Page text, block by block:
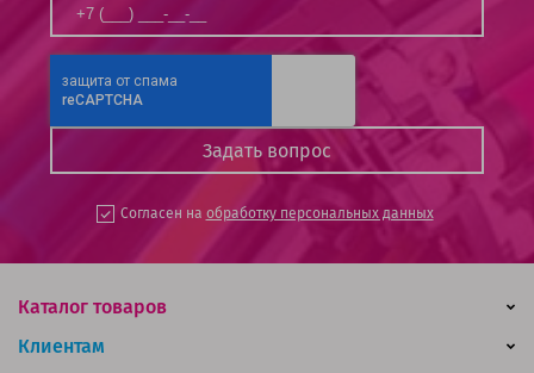
Согласен на обработку персональных данных
Каталог товаров
Клиентам